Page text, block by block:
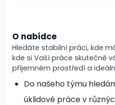
O nabídce
Hledáte stabilní práci, kde
kde si Vaší práce skutečně
příjemném prostředí a
Do našeho týmu
úklidové práce v